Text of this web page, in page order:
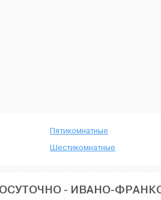
Пятикомнатные
Шестикомнатные
- ИВАНО-